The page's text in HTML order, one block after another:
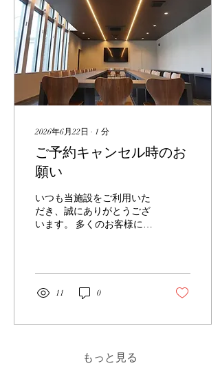
楽しさを体感していただけ
るイベントです。鋳造体験
では、夏休みワークショッ
プ限定デザインの箸置きを
10種類の中から1つお選び
いただき作製していただき
ます✨ 完成した箸置きに刻
印打ちしていただき、自分
プの概要 日時 ：
2026年7月27日(月) 第1
部 10：00～11：00／ 第2
部 13：00～14：00
18日(火) 第1部 10：00～
11：00／ 第2部 13：00～
14：00 参加人
(※保護者の方と...
2026年6月22日 ∙ 1 分
ご予約キャンセル時のお
願い
いつも当施設をご利用いた
だき、誠にありがとうござ
います。 多くのお客様に鋳
ております。 私どもの鋳造
体験では、事前に材料やお
席の準備を行っておりま
が悪くなった場合は事前に
11 0
もっと見る